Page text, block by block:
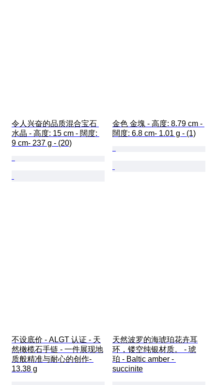
令人兴奋的品质混合宝石
水晶 - 高度: 15 cm - 闊度:
9 cm- 237 g - (20)
金色 金塊 - 高度: 8.79 cm -
闊度: 6.8 cm- 1.01 g - (1)
不设底价 - ALGT 认证 - 天
然橄榄石手链 - 一件展现地
质般精准与耐心的创作-
13.38 g
天然波罗的海琥珀花卉耳
环，镂空纯银材质。 - 琥
珀 - Baltic amber -
succinite